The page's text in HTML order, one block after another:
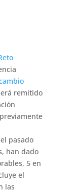
remitido
pasado
han dado
5 en
el
las